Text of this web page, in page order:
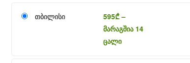
თბილისი 595₾–
მარაგშია 14
ცალი